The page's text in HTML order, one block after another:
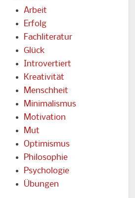
Arbeit
Erfolg
Fachliteratur
Glück
Introvertiert
Kreativität
Menschheit
Minimalismus
Motivation
Mut
Optimismus
Philosophie
Psychologie
Übungen